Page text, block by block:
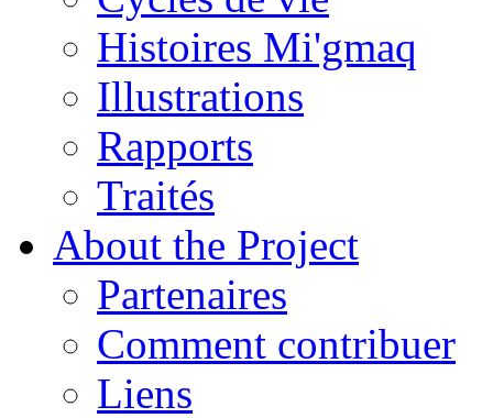
Histoires Mi'gmaq
Illustrations
Rapports
Traités
About the Project
Partenaires
Comment contribuer
Liens